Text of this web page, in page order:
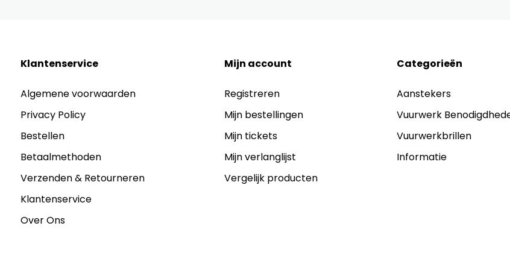
Klantenservice
Algemene voorwaarden
Privacy Policy
Bestellen
Betaalmethoden
Verzenden & Retourneren
Klantenservice
Over Ons
Mijn account
Registreren
Mijn bestellingen
Mijn tickets
Mijn verlanglijst
Vergelijk producten
Categorieën
Aanstekers
Vuurwerk
Vuurwerkbrillen
Informatie